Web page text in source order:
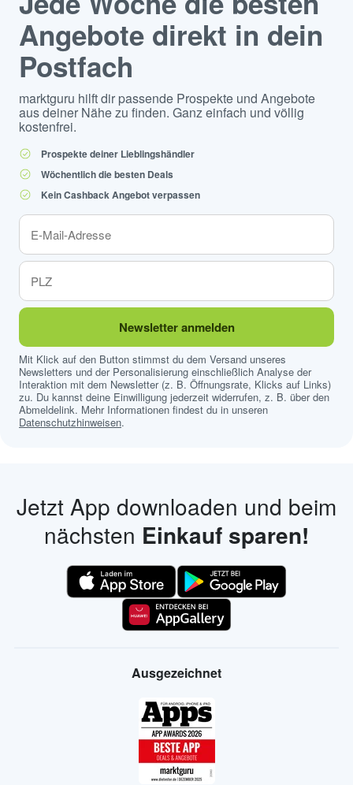
Angebote direkt in dein
Postfach
marktguru hilft dir passende Prospekte und Angebote
aus deiner Nähe zu finden. Ganz einfach und völlig
kostenfrei.
Prospekte deiner Lieblingshändler
Wöchentlich die besten Deals
Kein Cashback Angebot verpassen
Newsletter anmelden
Mit Klick auf den Button stimmst du dem Versand unseres
Newsletters und der Personalisierung einschließlich Analyse der
Interaktion mit dem Newsletter (z. B. Öffnungsrate, Klicks auf Links)
zu. Du kannst deine Einwilligung jederzeit widerrufen, z. B. über den
Abmeldelink. Mehr Informationen findest du in unseren
Datenschutzhinweisen.
Jetzt App downloaden und beim
nächsten Einkauf sparen!
Ausgezeichnet